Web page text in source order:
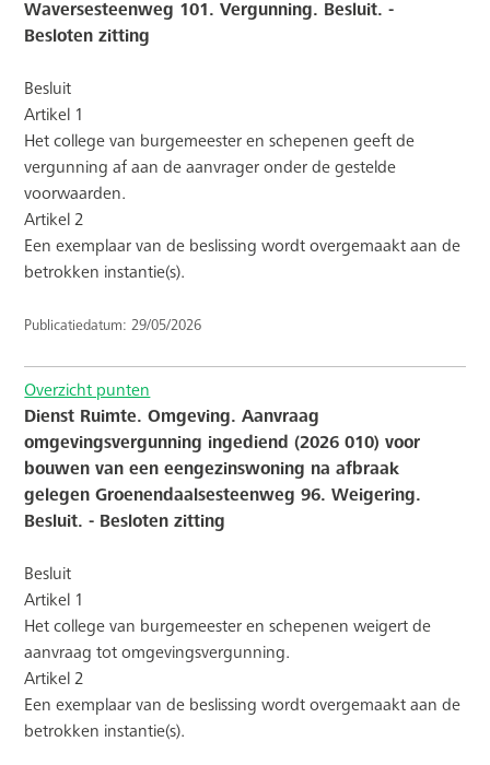
Waversesteenweg 101. Vergunning. Besluit. -
Besloten zitting
Besluit
Artikel 1
Het college van burgemeester en schepenen geeft de
vergunning af aan de aanvrager onder de gestelde
voorwaarden.
Artikel 2
Een exemplaar van de beslissing wordt overgemaakt aan de
betrokken instantie(s).
Publicatiedatum: 29/05/2026
Overzicht punten
Dienst Ruimte. Omgeving. Aanvraag
omgevingsvergunning ingediend (2026 010) voor
bouwen van een eengezinswoning na afbraak
gelegen Groenendaalsesteenweg 96. Weigering.
Besluit. - Besloten zitting
Besluit
Artikel 1
Het college van burgemeester en schepenen weigert de
aanvraag tot omgevingsvergunning.
Artikel 2
Een exemplaar van de beslissing wordt overgemaakt aan de
betrokken instantie(s).